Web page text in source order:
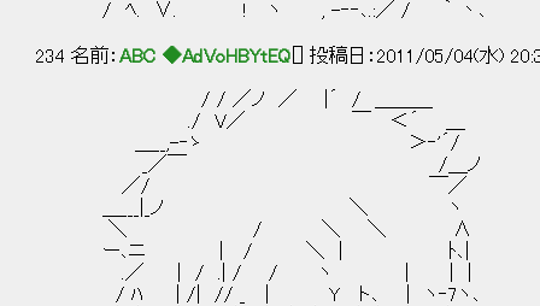
/ ﾍ. ∨. ! ヽ , -‐‐､.:／ / ｀ 丶､
234 名前： ABC ◆AdVoHBYtEQ [] 投稿日：2011/05/04(水)
/ / ／ノ ／ |´ / ＿＿＿
./ V／ ￣ ＜´ ＿
＿__,-‐ゝ ＞‐'´/
_／￣ /＿ノ
／/ ￣／
＿___|_ノ ＼ ヽ
＼ / ＼ ＼ ∧
ー､ニ | / ＼ | ﾄ､|
.／ | / .| / / ヽ | | |
/ ﾊ | /| // _ | Y ト､ | ヽ‐7ヽ､ あれ